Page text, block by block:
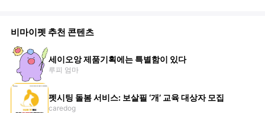
비마이펫 추천 콘텐츠
세이오앙 제품기획에는 특별함이 있다
루피 엄마
펫시팅 돌봄 서비스: 보살필 ‘개’ 교육 대상자 모집
caredog